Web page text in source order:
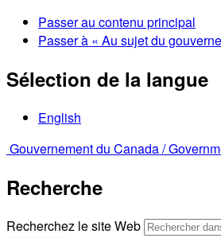
Passer au contenu principal
Passer à « Au sujet du
Sélection de la langue
English
Gouvernement du Canada /
Recherche
Recherchez le site Web